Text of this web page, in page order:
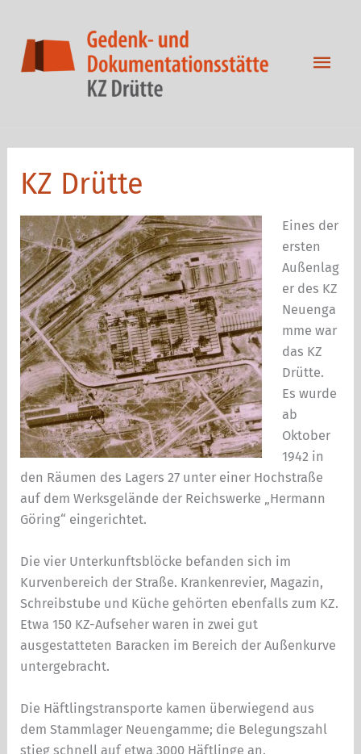
springen
KZ Drütte
Eines der
ersten
Außenlag
er des KZ
Neuenga
mme war
das KZ
Drütte.
Es wurde
ab
Oktober
1942 in
den Räumen des Lagers 27 unter einer Hochstraße
auf dem Werksgelände der Reichswerke „Hermann
Göring“ eingerichtet.
Die vier Unterkunftsblöcke befanden sich im
Kurvenbereich der Straße. Krankenrevier, Magazin,
Schreibstube und Küche gehörten ebenfalls zum KZ.
Etwa 150 KZ-Aufseher waren in zwei gut
ausgestatteten Baracken im Bereich der Außenkurve
untergebracht.
Die Häftlingstransporte kamen überwiegend aus
dem Stammlager Neuengamme; die Belegungszahl
stieg schnell auf etwa 3000 Häftlinge an.